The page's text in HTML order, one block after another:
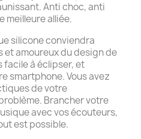
Anti choc, anti
meilleure alliée.
silicone conviendra
amoureux du design de
facile à éclipser, et
smartphone. Vous avez
de votre
Brancher votre
avec vos écouteurs,
est possible.